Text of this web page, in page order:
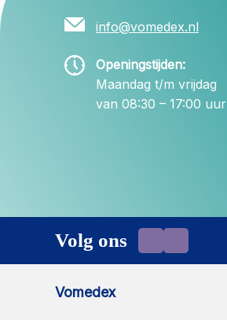
info@vomedex.nl
Openingstijden:
Maandag t/m vrijdag
van 08:30 – 17:00 uur
Volg ons
Vomedex